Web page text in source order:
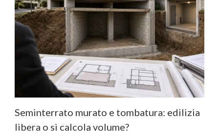
Seminterrato murato e tombatura: edilizia
libera o si calcola volume?